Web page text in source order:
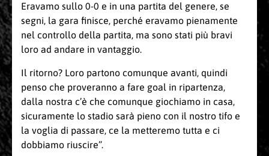
Eravamo sullo 0-0 e in una partita del genere, se
segni, la gara finisce, perché eravamo pienamente
nel controllo della partita, ma sono stati più bravi
loro ad andare in vantaggio.
Il ritorno? Loro partono comunque avanti, quindi
penso che proveranno a fare goal in ripartenza,
dalla nostra c’è che comunque giochiamo in casa,
sicuramente lo stadio sarà pieno con il nostro tifo e
la voglia di passare, ce la metteremo tutta e ci
dobbiamo riuscire”.